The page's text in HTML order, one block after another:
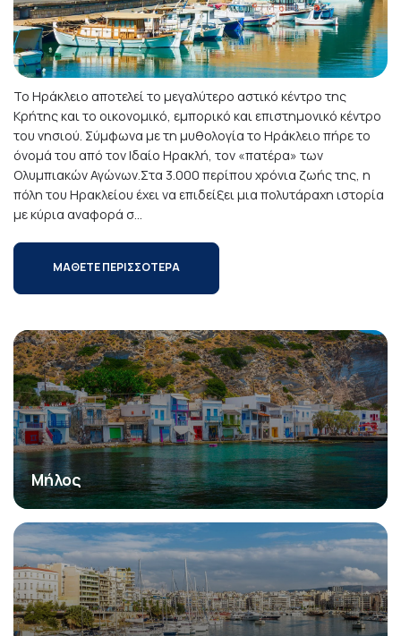
Το Ηράκλειο αποτελεί το μεγαλύτερο αστικό κέντρο της
Κρήτης και το οικονομικό, εμπορικό και επιστημονικό κέντρο
του νησιού. Σύμφωνα με τη μυθολογία το Ηράκλειο πήρε το
όνομά του από τον Ιδαίο Ηρακλή, τον «πατέρα» των
Ολυμπιακών Αγώνων.Στα 3.000 περίπου χρόνια ζωής της, η
πόλη του Ηρακλείου έχει να επιδείξει μια πολυτάραχη ιστορία
με κύρια αναφορά σ...
ΜΑΘΕΤΕ ΠΕΡΙΣΣΟΤΕΡΑ
Μήλος